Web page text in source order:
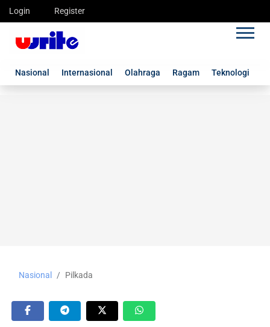
Login Register
Nasional Internasional Olahraga Ragam Teknologi
Nasional Pilkada